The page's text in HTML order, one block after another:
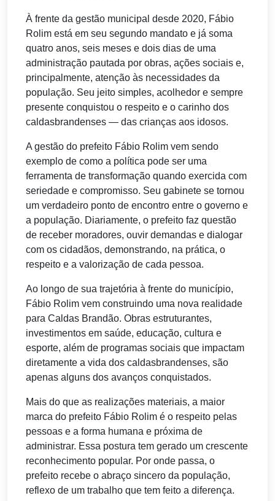
À frente da gestão municipal desde 2020, Fábio
Rolim está em seu segundo mandato e já soma
quatro anos, seis meses e dois dias de uma
administração pautada por obras, ações sociais e,
principalmente, atenção às necessidades da
população. Seu jeito simples, acolhedor e sempre
presente conquistou o respeito e o carinho dos
caldasbrandenses — das crianças aos idosos.
A gestão do prefeito Fábio Rolim vem sendo
exemplo de como a política pode ser uma
ferramenta de transformação quando exercida com
seriedade e compromisso. Seu gabinete se tornou
um verdadeiro ponto de encontro entre o governo e
a população. Diariamente, o prefeito faz questão
de receber moradores, ouvir demandas e dialogar
com os cidadãos, demonstrando, na prática, o
respeito e a valorização de cada pessoa.
Ao longo de sua trajetória à frente do município,
Fábio Rolim vem construindo uma nova realidade
para Caldas Brandão. Obras estruturantes,
investimentos em saúde, educação, cultura e
esporte, além de programas sociais que impactam
diretamente a vida dos caldasbrandenses, são
apenas alguns dos avanços conquistados.
Mais do que as realizações materiais, a maior
marca do prefeito Fábio Rolim é o respeito pelas
pessoas e a forma humana e próxima de
administrar. Essa postura tem gerado um crescente
reconhecimento popular. Por onde passa, o
prefeito recebe o abraço sincero da população,
reflexo de um trabalho que tem feito a diferença.